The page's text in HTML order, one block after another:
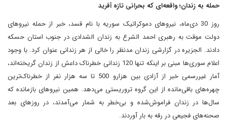
حمله به زندان؛ واقعه‌ای که بحرانی تازه آفرید
روز 30 دی‌ماه، نیروهای دموکراتیک سوریه با نام قسد، خبر از حمله نیروهای
دولت موقت به رهبری احمد الشرع به زندان الشدادی در جنوب استان حسکه
دادند. الجزیره در گزارشی زندان مدنظر را خالی از هر زندانی عنوان کرد. با وجود
اعلام سوری‌ها مبنی بر اینکه تنها 120 زندانی خطرناک داعش از زندان گریخته‌اند،
آمار غیررسمی خبر از آزادی بین هزار‌و 500 تا سه هزار نفر از خطرناک‌ترین
چهره‌های باقی‌مانده از این گروه تروریستی می‌دهد. همین نیروهای بازمانده که
سال‌ها در زندان فراموش‌شده و بی‌خطر به شمار می‌آمدند، در روزهای بعد
صحنه‌های فجیعی در رقه به بار آوردند.